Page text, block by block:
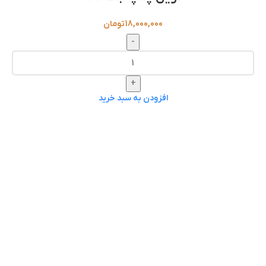
18,000,000تومان
-
+
افزودن به سبد خرید